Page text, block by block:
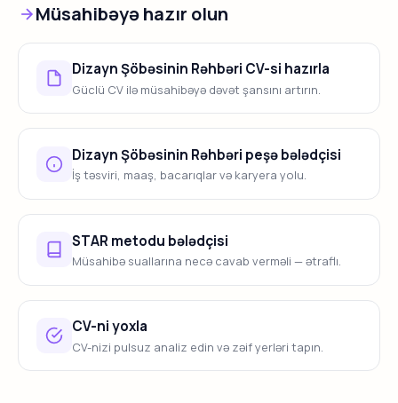
Müsahibəyə hazır olun
Dizayn Şöbəsinin Rəhbəri CV-si hazırla
Güclü CV ilə müsahibəyə dəvət şansını artırın.
Dizayn Şöbəsinin Rəhbəri peşə bələdçisi
İş təsviri, maaş, bacarıqlar və karyera yolu.
STAR metodu bələdçisi
Müsahibə suallarına necə cavab verməli — ətraflı.
CV-ni yoxla
CV-nizi pulsuz analiz edin və zəif yerləri tapın.